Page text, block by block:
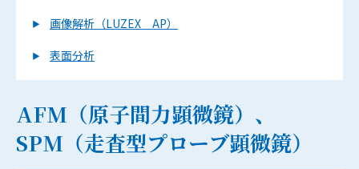
画像解析（LUZEX AP）
表面分析
AFM（原子間力顕微鏡）、
SPM（走査型プローブ顕微鏡）